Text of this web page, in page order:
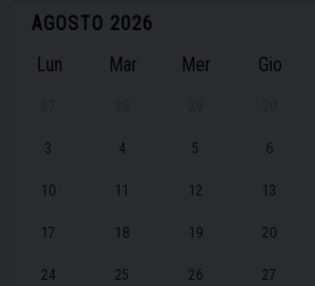
AGOSTO 2026
Lun Mar Mer Gio
3 4 5 6
10 11 12 13
17 18 19 20
24 25 26 27